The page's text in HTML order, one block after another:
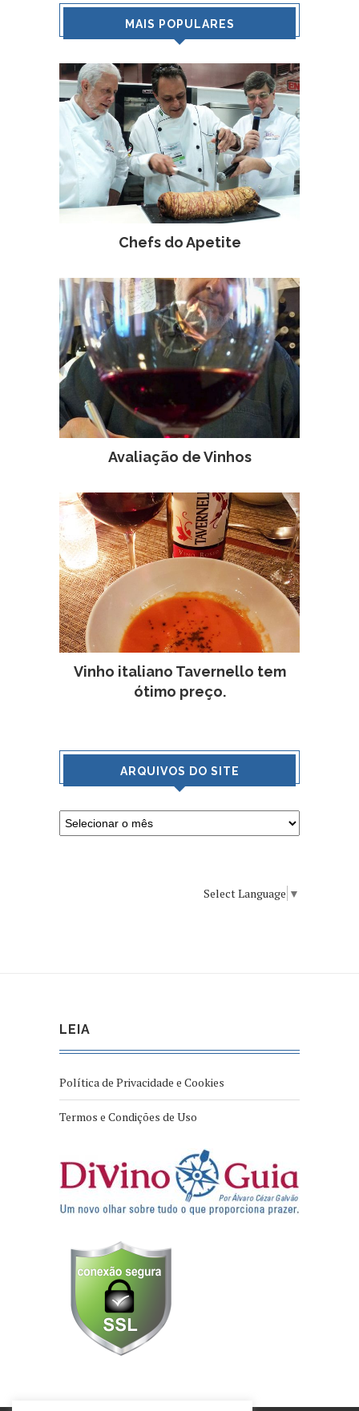
MAIS POPULARES
Chefs do Apetite
Avaliação de Vinhos
Vinho italiano Tavernello tem
ótimo preço.
ARQUIVOS DO SITE
Select Language ▼
LEIA
Política de Privacidade e Cookies
Termos e Condições de Uso